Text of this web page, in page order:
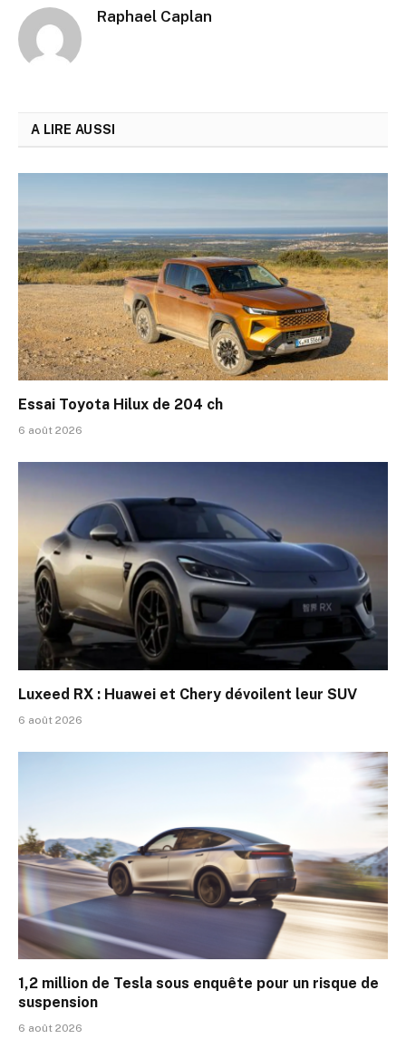
Raphael Caplan
A LIRE AUSSI
Essai Toyota Hilux de 204 ch
6 août 2026
Luxeed RX : Huawei et Chery dévoilent leur SUV
6 août 2026
1,2 million de Tesla sous enquête pour un risque de
suspension
6 août 2026